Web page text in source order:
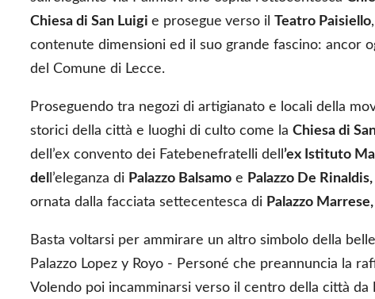
Chiesa di San Luigi e prosegue verso il Teatro Paisiello
contenute dimensioni ed il suo grande fascino: ancor
del Comune di Lecce.
Proseguendo tra negozi di artigianato e locali della
storici della città e luoghi di culto come la Chiesa di
dell’ex convento dei Fatebenefratelli dell ’ex Istituto
del l’eleganza di Palazzo Balsamo e Palazzo De Rinaldis,
ornata dalla facciata settecentesca di Palazzo Marrese,
Basta voltarsi per ammirare un altro simbolo della
Palazzo Lopez y Royo - Personé che preannuncia la
Volendo poi incamminarsi verso il centro della città da